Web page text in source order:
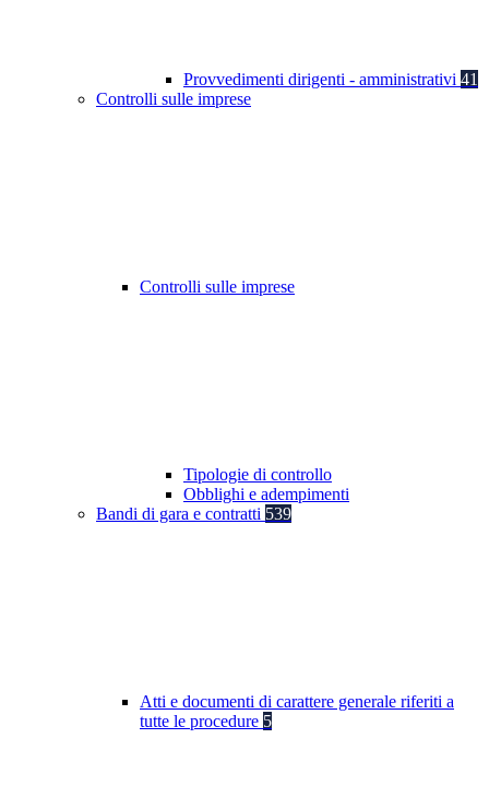
Provvedimenti dirigenti - amministrativi 41
Controlli sulle imprese
Controlli sulle imprese
Tipologie di controllo
Obblighi e adempimenti
Bandi di gara e contratti 539
Atti e documenti di carattere generale riferiti a
tutte le procedure 5